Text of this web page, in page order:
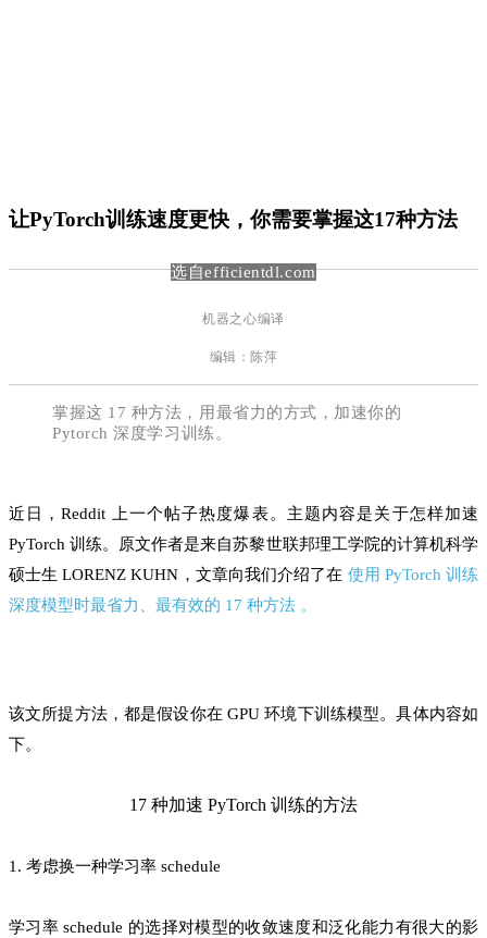
让PyTorch训练速度更快，你需要掌握这17种方法
选自efficientdl.com
机器之心编译
编辑：陈萍
掌握这 17 种方法，用最省力的方式，加速你的
Pytorch 深度学习训练。
近日，Reddit 上一个帖子热度爆表。主题内容是关于怎样加速
PyTorch 训练。原文作者是来自苏黎世联邦理工学院的计算机科学
硕士生 LORENZ KUHN，文章向我们介绍了在 使用 PyTorch 训练
深度模型时最省力、最有效的 17 种方法 。
该文所提方法，都是假设你在 GPU 环境下训练模型。具体内容如
下。
17 种加速 PyTorch 训练的方法
1. 考虑换一种学习率 schedule
学习率 schedule 的选择对模型的收敛速度和泛化能力有很大的影